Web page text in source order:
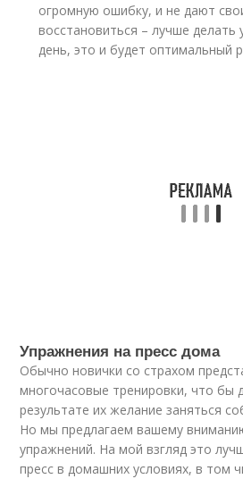
огромную ошибку, и не дают
восстановиться – лучше делать
день, это и будет оптимальный
Упражнения на пресс дома
Обычно новички со страхом
многочасовые тренировки, что бы
результате их желание заняться
Но мы предлагаем вашему
упражнений. На мой взгляд это
пресс в домашних условиях, в том